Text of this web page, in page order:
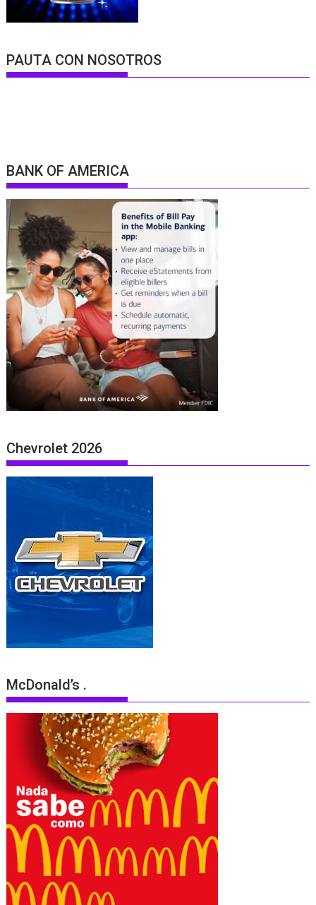
PAUTA CON NOSOTROS
BANK OF AMERICA
Chevrolet 2026
McDonald’s .